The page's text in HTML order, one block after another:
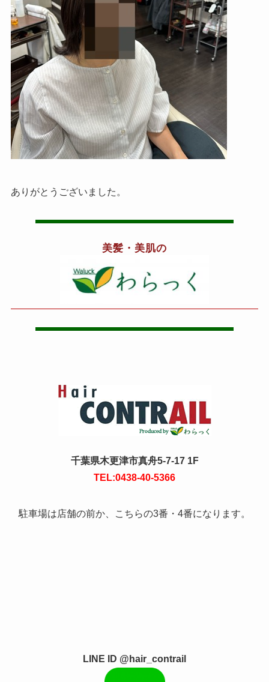
ありがとうございました。
美髪・美肌の
千葉県木更津市真舟5-7-17 1F
TEL:0438-40-5366
駐車場は店舗の前か、こちらの3番・4番になります。
LINE ID @hair_contrail